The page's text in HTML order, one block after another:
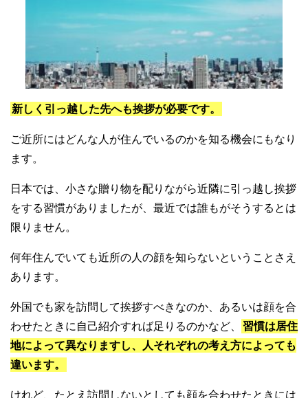
新しく引っ越した先へも挨拶が必要です。
ご近所にはどんな人が住んでいるのかを知る機会にもなり
ます。
日本では、小さな贈り物を配りながら近隣に引っ越し挨拶
をする習慣がありましたが、最近では誰もがそうするとは
限りません。
何年住んでいても近所の人の顔を知らないということさえ
あります。
外国でも家を訪問して挨拶すべきなのか、あるいは顔を合
わせたときに自己紹介すれば足りるのかなど、
習慣は居住
地によって異なりますし、人それぞれの考え方によっても
違います。
けれど、たとえ訪問しないとしても顔を合わせたときには